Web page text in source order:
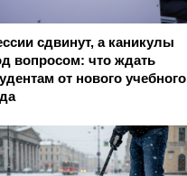
сдвинут, а каникулы
вопросом: что ждать
от нового учебного